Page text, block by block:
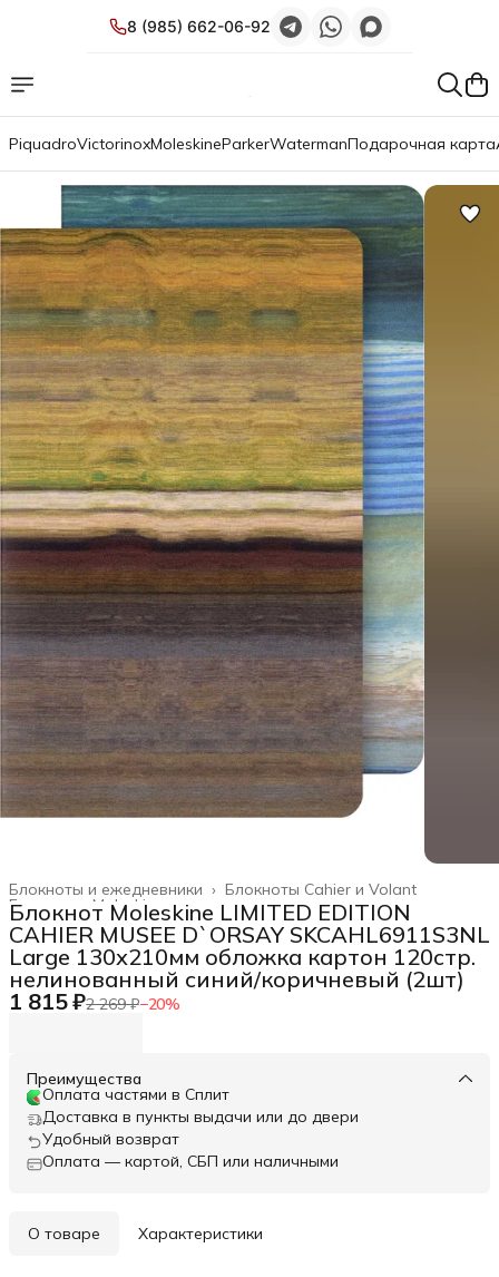
8 (985) 662-06-92
PiquadroVictorinoxMoleskineParkerWatermanПодарочная карта
Блокноты Cahier и Volant
Блокноты и ежедневники ›
Moleskine ›
Главная ›
Блокнот Moleskine LIMITED EDITION
CAHIER MUSEE D`ORSAY SKCAHL6911S3NL
Large 130х210мм обложка картон 120стр.
нелинованный синий/коричневый (2шт)
1 815 ₽2 269 ₽−20%
Преимущества
Оплата частями в Сплит
Доставка в пункты выдачи или до двери
Удобный возврат
Оплата — картой, СБП или наличными
О товаре Характеристики